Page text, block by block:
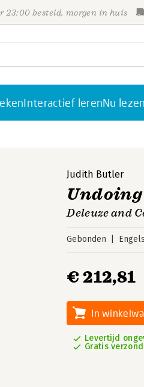
23:00 besteld, morgen in huis
Interactief lerenNu lezen
Judith Butler
Deleuze and
Gebonden Engels
€ 212,81
In
Levertijd
Gratis